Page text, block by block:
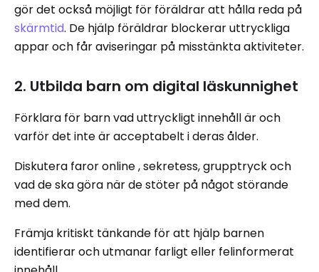
gör det också möjligt för föräldrar att hålla reda på
skärmtid. De hjälp föräldrar blockerar uttryckliga
appar och får aviseringar på misstänkta aktiviteter.
2. Utbilda barn om digital läskunnighet
Förklara för barn vad uttryckligt innehåll är och
varför det inte är acceptabelt i deras ålder.
Diskutera faror online , sekretess, grupptryck och
vad de ska göra när de stöter på något störande
med dem.
Främja kritiskt tänkande för att hjälp barnen
identifierar och utmanar farligt eller felinformerat